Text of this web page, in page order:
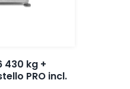
430 kg +
PRO incl.